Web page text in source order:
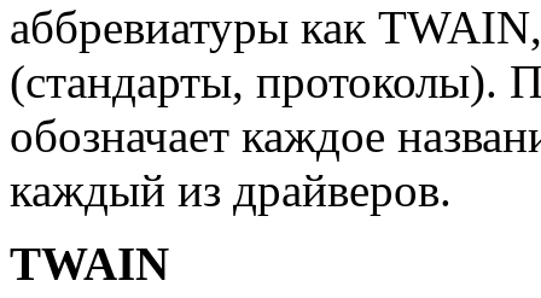
аббревиатуры как
(стандарты, протоколы).
обозначает каждое
каждый из драйверов.
TWAIN